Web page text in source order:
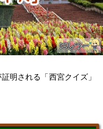
明される「西宮クイズ」